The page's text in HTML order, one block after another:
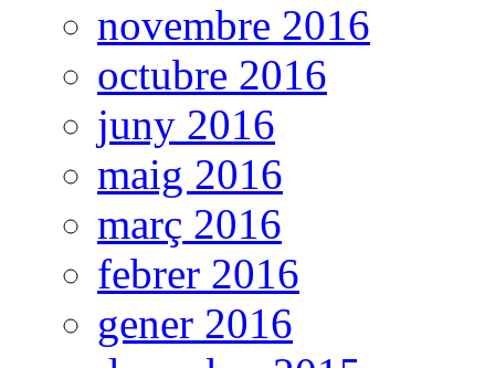
novembre 2016
octubre 2016
juny 2016
maig 2016
març 2016
febrer 2016
gener 2016